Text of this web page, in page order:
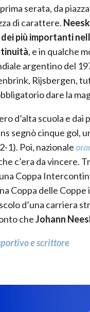
serata, da
di carattere.
più importanti
, e in qualche
argentino del
Rijsbergen,
dare la
d’alta scuola e
segnò cinque gol,
1). Poi, nazionale
c’era da vincere.
Coppa
Coppa delle
d’una carriera
cheJohann
e scrittore